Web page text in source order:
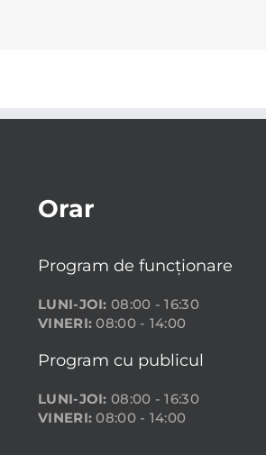
Orar
Program de funcționare
LUNI-JOI: 08:00 - 16:30
VINERI: 08:00 - 14:00
Program cu publicul
LUNI-JOI: 08:00 - 16:30
VINERI: 08:00 - 14:00